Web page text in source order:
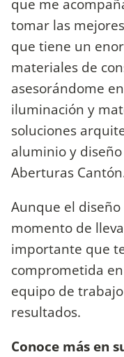
que me
tomar las
que tiene un
materiales de
asesorándome
iluminación y
soluciones
aluminio y
Aberturas
Aunque el
momento de
importante que
comprometida
equipo de
resultados.
Conoce más en